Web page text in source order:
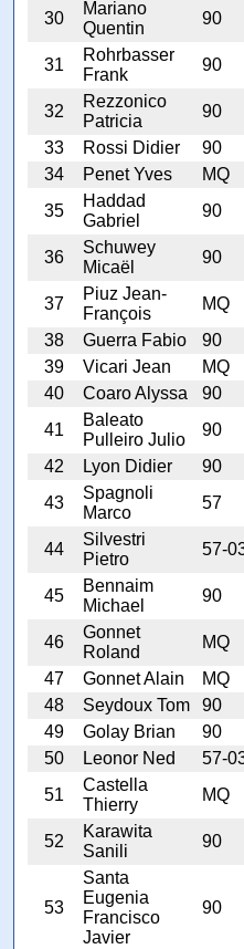
30
Mariano
Quentin
90
31
Rohrbasser
Frank
90
32
Rezzonico
Patricia
90
33
Rossi Didier 90
34
Penet Yves MQ
35
Haddad
Gabriel
90
36
Schuwey
Micaël
90
37
Piuz Jean-
François
MQ
38
Guerra Fabio 90
39
Vicari Jean MQ
40
Coaro Alyssa 90
41
Baleato
Pulleiro Julio
90
42
Lyon Didier 90
43
Spagnoli
Marco
57
44
Silvestri
Pietro
57-
45
Bennaim
Michael
90
46
Gonnet
Roland
MQ
47
Gonnet Alain MQ
48
Seydoux Tom 90
49
Golay Brian 90
50
Leonor Ned 57-
51
Castella
Thierry
MQ
52
Karawita
Sanili
90
53
Santa
Eugenia
Francisco
Javier
90